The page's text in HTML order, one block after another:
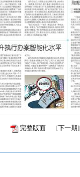
完整版面 [下一期]